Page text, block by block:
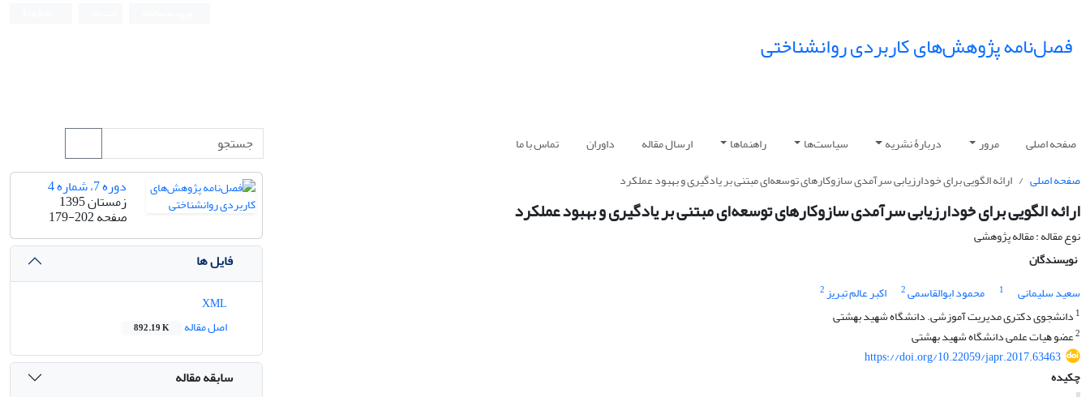
فصل‌نامه پژوهش‌های کاربردی روانشناختی
صفحه اصلی مرور دربارۀ نشریه سیاست‌ها راهنماها ارسال مقاله داوران
تماس با ما
صفحه اصلی
ارائه الگویی برای خودارزیابی سرآمدی سازوکارهای توسعه‌ای مبتنی بر یادگیری و بهبود عملکرد
ارائه الگویی برای خودارزیابی سرآمدی سازوکارهای توسعه‌ای مبتنی بر یادگیری و بهبود عملکرد
نوع مقاله : مقاله پژوهشی
نویسندگان
سعید سلیمانی
1 ﻣﺤﻤﻮد اﺑﻮاﻟﻘﺎﺳﻤﯽ2 اﮐﺒﺮ ﻋﺎﻟﻢ ﺗﺒﺮﯾز2
1 داﻧﺸﺠﻮی دﮐﺘﺮی ﻣﺪﯾﺮﯾﺖ آﻣﻮزﺷﯽ. داﻧﺸﮕﺎه ﺷﻬﯿﺪ ﺑﻬﺸﺘﯽ
2ﻋﻀﻮ ﻫﯿﺎت ﻋﻠﻤﯽ داﻧﺸﮕﺎه ﺷﻬﯿﺪ ﺑﻬﺸﺘﯽ
https://doi.org/10.22059/japr.2017.63463
چکیده
دوره 7، شماره 4
زمستان 1395
صفحه179-202
فایل ها
اصل مقاله
892.19 K
سابقه مقاله